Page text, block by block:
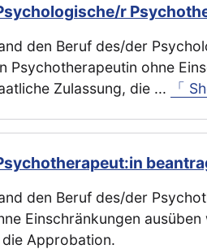
r
den Beruf des/der
Psychotherapeutin ohne
Zulassung, die... 「
den Beruf des/der
Einschränkungen
Approbation.